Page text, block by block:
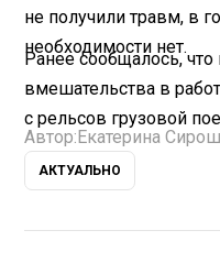
не получили травм, в
необходимости нет.
Ранее сообщалось,
вмешательства в
с рельсов грузовой
Автор: Екатерина
АКТУАЛЬНО